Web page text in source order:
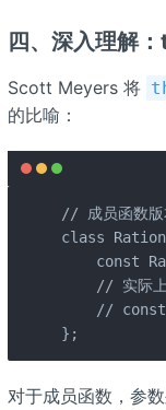
四、深入理解
Scott Meyers 将
的比喻：
// 成员函数版
class
const
// 实际上
//
};
对于成员函数，参